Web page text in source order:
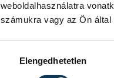
weboldalhasználatra
számukra vagy az Ön
Elengedhetetlen